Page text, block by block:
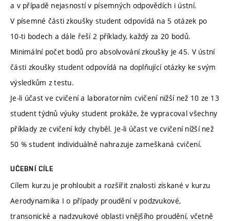
a v případě nejasností v písemných odpovědích i ústní.
V písemné části zkoušky student odpovídá na 5 otázek po
10-ti bodech a dále řeší 2 příklady, každý za 20 bodů.
Minimální počet bodů pro absolvování zkoušky je 45. V ústní
části zkoušky student odpovídá na doplňující otázky ke svým
výsledkům z testu.
Je-li účast ve cvičení a laboratorním cvičení nižší než 10 ze 13
student týdnů výuky student prokáže, že vypracoval všechny
příklady ze cvičení kdy chyběl. Je-li účast ve cvičení nížší než
50 % student individuálně nahrazuje zameškaná cvičení.
UČEBNÍ CÍLE
Cílem kurzu je prohloubit a rozšířit znalosti získané v kurzu
Aerodynamika I o případy proudění v podzvukové,
transonické a nadzvukové oblasti vnějšího proudění, včetně